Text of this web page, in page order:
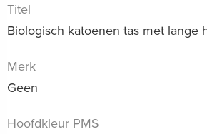
Titel
Biologisch katoenen tas met lange
Merk
Geen
Hoofdkleur PMS